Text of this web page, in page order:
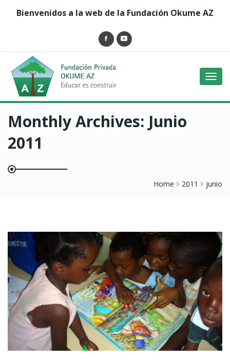
Bienvenidos a la web de la Fundación Okume AZ
Monthly Archives: Junio
2011
Home 2011 junio